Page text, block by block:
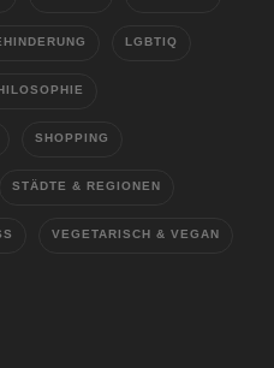
LGBTIQ
SHOPPING
STÄDTE & REGIONEN
VEGETARISCH & VEGAN